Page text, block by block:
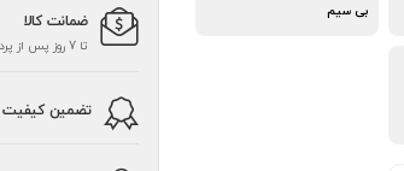
بی سیم
ضمانت کالا
تا 7 روز پس از پرداخت
تضمین کیفیت